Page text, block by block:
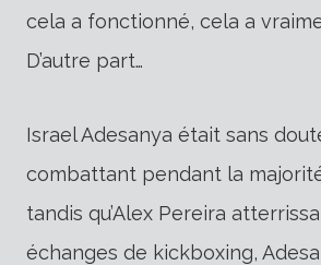
cela a fonctionné, cela a
D’autre part…
Israel Adesanya était sans
combattant pendant la
tandis qu’Alex Pereira
échanges de kickboxing,